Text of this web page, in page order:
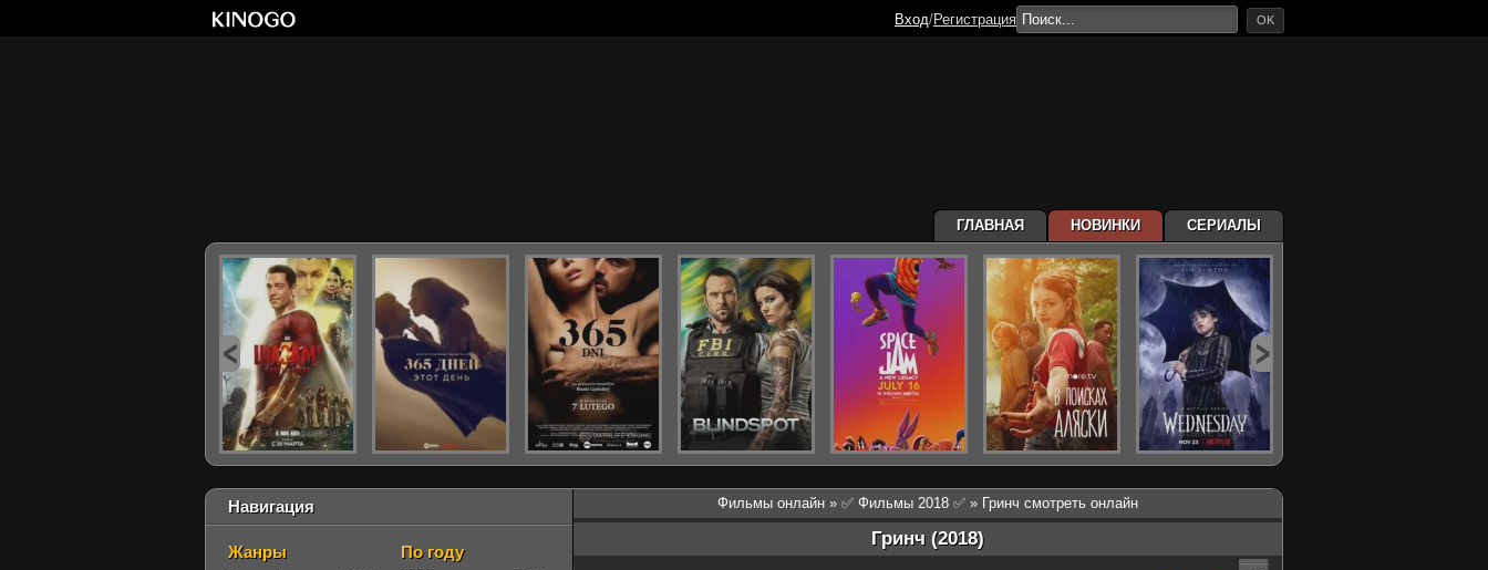
Фильмы онлайн » ✅ Фильмы 2018 ✅ » Гринч смотреть онлайн
Гринч (2018)
Навигация
Жанры По году
ГЛАВНАЯ НОВИНКИ СЕРИАЛЫ
Вход/Регистрация OK